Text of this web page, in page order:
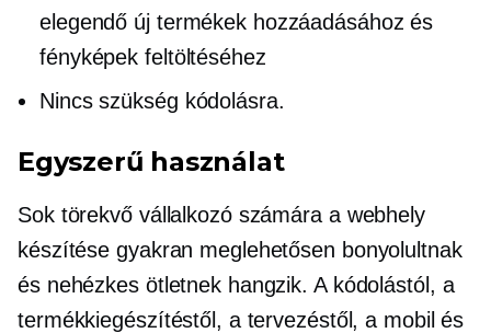
elegendő új termékek hozzáadásához és
fényképek feltöltéséhez
Nincs szükség kódolásra.
Egyszerű használat
Sok törekvő vállalkozó számára a webhely
készítése gyakran meglehetősen bonyolultnak
és nehézkes ötletnek hangzik. A kódolástól, a
termékkiegészítéstől, a tervezéstől, a mobil és